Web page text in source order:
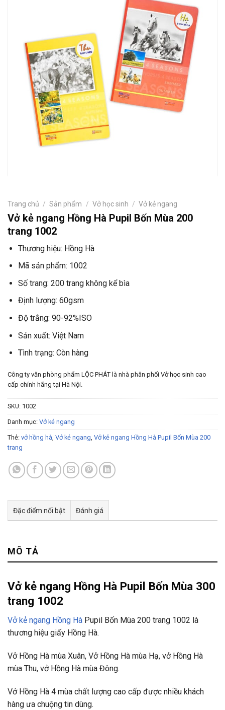
Trang chủ / Sản phẩm / Vở học sinh / Vở kẻ ngang
Vở kẻ ngang Hồng Hà Pupil Bốn Mùa 200
trang 1002
Thương hiệu: Hồng Hà
Mã sản phẩm: 1002
Số trang: 200 trang không kể bìa
Định lượng: 60gsm
Độ trắng: 90-92%ISO
Sản xuất: Việt Nam
Tình trạng: Còn hàng
Công ty văn phòng phẩm LỘC PHÁT là nhà phân phối Vở học sinh cao
cấp chính hãng tại Hà Nội.
SKU: 1002
Danh mục: Vở kẻ ngang
Thẻ: vở hồng hà Vở kẻ ngang Vở kẻ ngang Hồng Hà Pupil Bốn Mùa 200
trang
Đặc điểm nổi bật Đánh giá
MÔ TẢ
Vở kẻ ngang Hồng Hà Pupil Bốn Mùa 300
trang 1002
Vở kẻ ngang Hồng Hà Pupil Bốn Mùa 200 trang 1002 là
thương hiệu giấy Hồng Hà.
Vở Hồng Hà mùa Xuân, Vở Hồng Hà mùa Hạ, vở Hồng Hà
mùa Thu, vở Hồng Hà mùa Đông.
Vở Hồng Hà 4 mùa chất lượng cao cấp được nhiều khách
hàng ưa chuộng tin dùng.